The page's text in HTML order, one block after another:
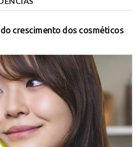
crescimento dos cosméticos